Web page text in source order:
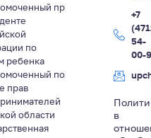
пр
по
ребенка
по
прав
области
+7
54-
00-
в